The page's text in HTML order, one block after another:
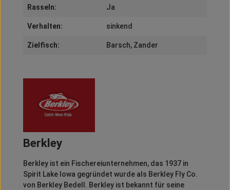
Rasseln: Ja
Verhalten: sinkend
Zielfisch: Barsch, Zander
Berkley
Berkleyist ein Fischereiunternehmen, das 1937 in
Spirit Lake Iowa gegründet wurde als Berkley FlyCo.
von Berkley Bedell . Berkleyist bekannt für seine